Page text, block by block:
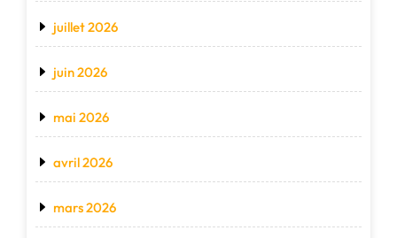
juillet 2026
juin 2026
mai 2026
avril 2026
mars 2026